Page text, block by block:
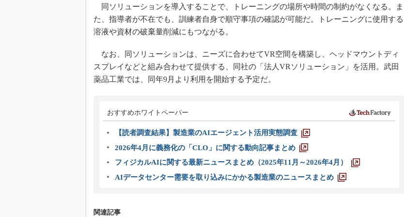
同ソリューションを導入することで、トレーニングの場所や時間の制約がなくなる。ま
た、指導者が不在でも、訓練者自身で順守事項の確認が可能だ。トレーニングに使用する
溶液や資材の破棄量削減にもつながる。
なお、同ソリューションは、ニーズに合わせてVR空間を構築し、ヘッドマウントディ
スプレイなどと組み合わせて提供する、同社の「法人VRソリューション」を活用。武田
薬品工業では、同年9月より利用を開始する予定だ。
おすすめホワイトペーパー
【読者調査結果】製造業のAIエージェント活用実態調査
2026年4月に義務化の「CLO」に関する動向記事まとめ
フィジカルAIに関する最新ニュースまとめ（2025年11月～2026年4月）
AIデータセンター需要を取り込みにかかる製造業のニュースまとめ
関連記事